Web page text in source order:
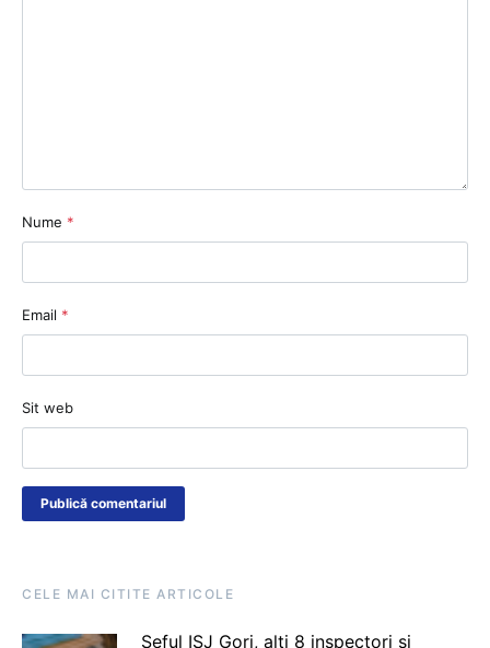
Nume *
Email *
Sit web
CELE MAI CITITE ARTICOLE
Șeful ISJ Gorj, alți 8 inspectori și